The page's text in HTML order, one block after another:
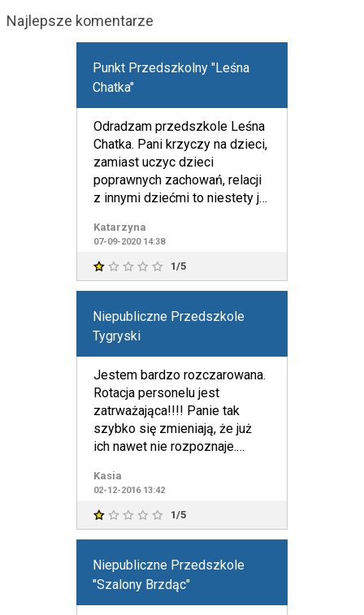
Najlepsze komentarze
Punkt Przedszkolny "Leśna
Chatka"
Odradzam przedszkole Leśna
Chatka. Pani krzyczy na dzieci,
zamiast uczyc dzieci
poprawnych zachowań, relacji
z innymi dziećmi to niestety je
Katarzyna
07-09-2020 14:38
1/5
Niepubliczne Przedszkole
Tygryski
Jestem bardzo rozczarowana.
Rotacja personelu jest
zatrważająca!!!! Panie tak
szybko się zmieniają, że już
ich nawet nie rozpoznaje.
Kasia
02-12-2016 13:42
1/5
Niepubliczne Przedszkole
"Szalony Brzdąc"